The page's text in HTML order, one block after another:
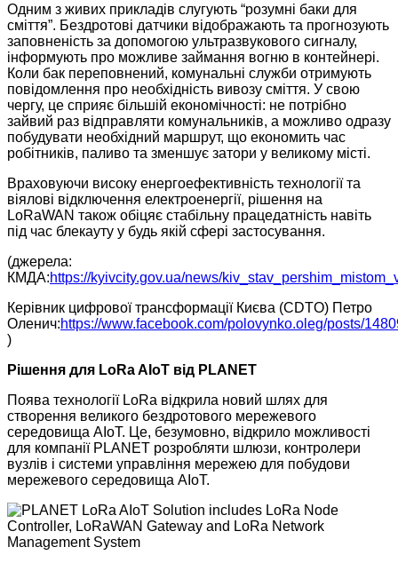
Одним з живих прикладів слугують “розумні баки для
сміття”. Бездротові датчики відображають та прогнозують
заповненість за допомогою ультразвукового сигналу,
інформують про можливе займання вогню в контейнері.
Коли бак переповнений, комунальні служби отримують
повідомлення про необхідність вивозу сміття. У свою
чергу, це сприяє більшій економічності: не потрібно
зайвий раз відправляти комунальників, а можливо одразу
побудувати необхідний маршрут, що економить час
робітників, паливо та зменшує затори у великому місті.
Враховуючи високу енергоефективність технології та
віялові відключення електроенергії, рішення на
LoRaWAN також обіцяє стабільну працедатність навіть
під час блекауту у будь якій сфері застосування.
(джерела:
КМДА:https://kyivcity.gov.ua/news/
Керівник цифрової трансформації Києва (CDTO) Петро
Оленич:https://www.facebook.com/polovynko.oleg/posts/
)
Рішення для LoRa AIoT від PLANET
Поява технології LoRa відкрила новий шлях для
створення великого бездротового мережевого
середовища AIoT. Це, безумовно, відкрило можливості
для компанії PLANET розробляти шлюзи, контролери
вузлів і системи управління мережею для побудови
мережевого середовища AIoT.